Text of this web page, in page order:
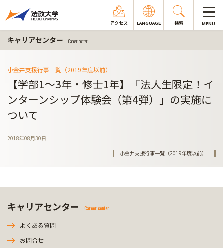
アクセス LANGUAGE 検索 MENU
キャリアセンター Career center
小金井支援行事一覧（2019年度以前）
【学部1～3年・修士1年】「法大生限定！イ
ンターンシップ体験会（第4弾）」の実施に
ついて
2018年08月30日
小金井支援行事一覧（2019年度以前）
キャリアセンター Career center
よくある質問
お問合せ